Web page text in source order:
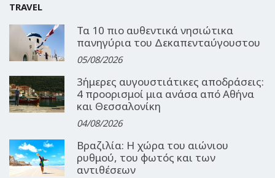
TRAVEL
Τα 10 πιο αυθεντικά νησιώτικα
πανηγύρια του Δεκαπενταύγουστου
05/08/2026
3ήμερες αυγουστιάτικες αποδράσεις:
4 προορισμοί μια ανάσα από Αθήνα
και Θεσσαλονίκη
04/08/2026
Βραζιλία: Η χώρα του αιώνιου
ρυθμού, του φωτός και των
αντιθέσεων